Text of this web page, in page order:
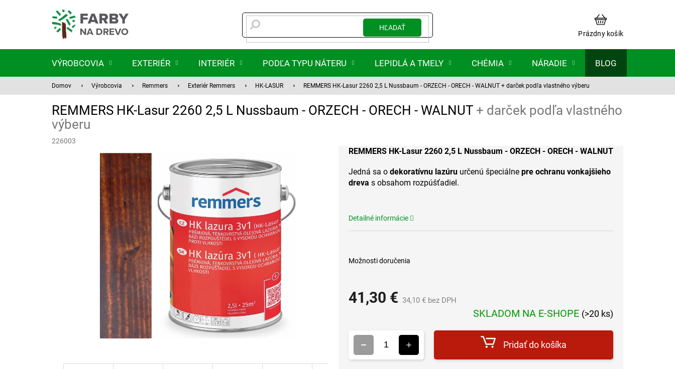
HĽADAŤ
NÁKUPNÝ
KOŠÍK
Prázdny košík
VÝROBCOVIA EXTERIÉR INTERIÉR PODĽA TYPU NÁTERU LEPIDLÁ A TMELY CHÉMIA NÁRADIE BLOG
Domov Výrobcovia Remmers Exteriér Remmers HK-LASUR REMMERS HK-Lasur 2260 2,5 L Nussbaum - ORZECH - ORECH - WALNUT + darček podľa vlastného výberu
REMMERS HK-Lasur 2260 2,5 L Nussbaum - ORZECH - ORECH - WALNUT + darček podľa vlastného
výberu
226003
41,30 € 34,10 € bez DPH
Jednotková
cena:SKLADOM NA E-SHOPE (>20 ks)
Možnosti doručenia
Pridať do košíka
REMMERS HK-Lasur 2260 2,5 L Nussbaum - ORZECH - ORECH - WALNUT
Jedná sa o dekoratívnu lazúruurčenú špeciálnepre ochranu vonkajšieho
dreva s obsahom rozpúšťadiel.
Detailné informácie